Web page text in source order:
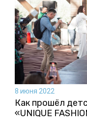
8 июня 2022
Как прошёл
«UNIQUE